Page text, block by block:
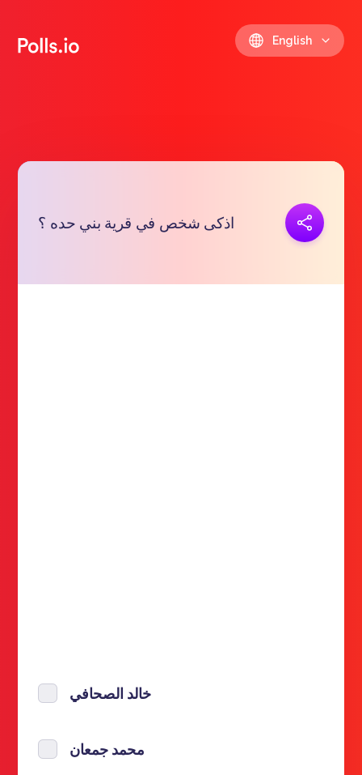
English
اذكى شخص في قرية بني حده ؟
Copy link
خالد الصحافي
محمد جمعان